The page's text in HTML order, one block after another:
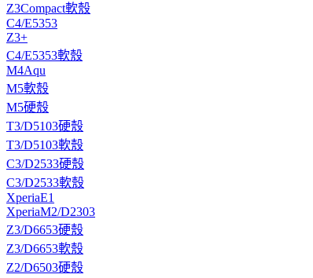
Z3Compact軟殼
C4/E5353
Z3+
C4/E5353軟殼
M4Aqu
M5軟殼
M5硬殼
T3/D5103硬殼
T3/D5103軟殼
C3/D2533硬殼
C3/D2533軟殼
XperiaE1
XperiaM2/D2303
Z3/D6653硬殼
Z3/D6653軟殼
Z2/D6503硬殼